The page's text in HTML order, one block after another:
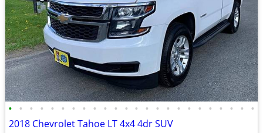
• • • • • • • • • • • • • • • • • • • • • • • •
2018 Chevrolet Tahoe LT 4x4 4dr SUV